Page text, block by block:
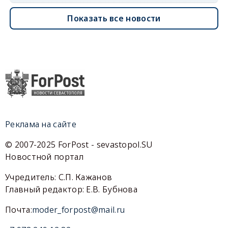
Показать все новости
Реклама на сайте
© 2007-2025 ForPost - sevastopol.SU
Новостной портал
Учредитель: С.П. Кажанов
Главный редактор: Е.В. Бубнова
Почта:moder_forpost@mail.ru